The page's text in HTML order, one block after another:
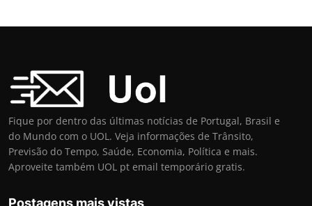
Fique por dentro das últimas notícias de Portugal, Brasil e
do Mundo com o UOL. Veja informações de Trânsito,
Previsão do Tempo, Saúde, Economia, Política e mais.
Aproveite também UOL pt email temporário gratis.